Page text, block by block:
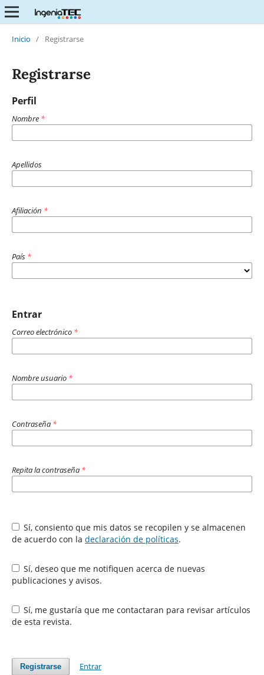
Inicio / Registrarse
Registrarse
Perfil
Nombre *
Apellidos
Afiliación *
País *
Entrar
Correo electrónico *
Nombre usuario *
Contraseña *
Repita la contraseña *
Sí, consiento que mis datos se recopilen y se almacenen
de acuerdo con la declaración de políticas.
Sí, deseo que me notifiquen acerca de nuevas
publicaciones y avisos.
Sí, me gustaría que me contactaran para revisar artículos
de esta revista.
Registrarse Entrar